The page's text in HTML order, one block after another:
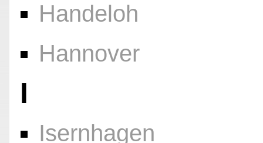
Handeloh
Hannover
I
Isernhagen